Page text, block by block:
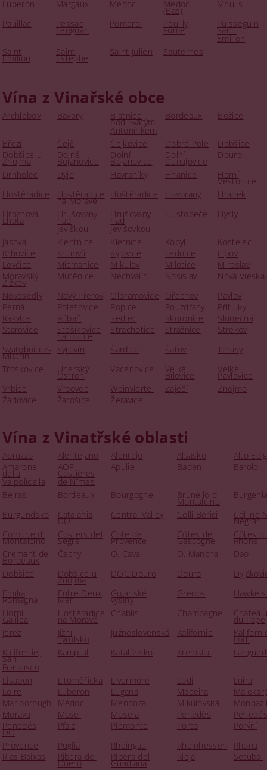
Luberon Margaux Medoc Medoc
(Bas)
Moulis
Pauillac
Pessac
Leognan
Pomerol Pouilly
Fumé
Puisseguin
Saint
Emilion
Saint
Emilion
Saint
Estephe
Saint Julien Sauternes
Vína z Vinařské obce
Archlebov Bavory Blatnice
pod Svatým
Antonínkem
Bordeaux Božice
Březí Čejč Čejkovice Dobré Pole
Dobšice
Dobšice u
Znojma
Dolné
Bojanovice
Dolní
Bojanovice
Dolní
Dunajovice
Douro
Drnholec
Dyje Havraníky Hnanice Horní
Věstonice
Hostěradice
Hostěradice
na Moravě
Hoštěradice Hovorany
Hrádek
Hroznová
Lhota
Hrušovany
nad
Jeviškou
Hrušovany
nad
Jevišovkou
Hustopeče Hýsly
Jasová Klentnice Kletnice Kobylí
Kostelec
Krhovice
Krumvíř Kyjovice Lednice
Lipov
Lovčice
Micmanice Mikulov Milotice
Miroslav
Moravský
Žižkov
Mutěnice Nechvalín Nosislav
Nová Vieska
Novosedly
Nový Přerov Olbramovice Ořechov
Pavlov
Perná
Polešovice Popice Pouzdřany
Přítluky
Rakvice
Rúbaň Sedlec Skoronice
Slunečná
Starovice
Stošíkovice
na Louce
Strachotice Strážnice
Strekov
Svatobořice-
Mistřín
Syrovín Šardice Šatov
Terasy
Troskovice
Uherský
Ostroh
Vacenovice Velké
Bílovice
Velké
Pavlovice
Vrbice
Vrbovec Weinviertel Zaječí
Znojmo
Žádovice
Žarošice Žeravice
Vína z Vinatřské oblasti
Abruzzo Alentejano Alentejo Alsasko
Alto
Amarone
della
Valpolicella
AOP
Costières
de Nîmes
Apulie Baden Barolo
Beiras Bordeaux Bourgogne Brunello di
Montalcino
Burgundsko
Catalania
DO
Central Valley Colli Berici Colline
Negrar
Comune di
Montalcino
Costers del
Segre
Cote de
Provence
Côtes de
Gascogne
Côtes
Rhône
Cremant de
Bordeaux
Čechy O. Cava O. Mancha
Dao
Dobšice
Dobšice u
Znojma
DOC Douro Douro
Emilia
Romagna
Entre Deux
Mer
Golanské
výšiny
Gredos
Horní
Galilea
Hostěradice
na Moravě
Chablis Champagne
du Pape
Jerez
Jižní
Tyrolsko
Južnoslovenská Kalifornie
Lodi
Kalifornie,
San
Francisco
Kamptal Katalánsko Kremstal
Lisabon Litoměřická Livermore Lodi
Loira
Loire
Luberon Lugana Madeira
Marlborough
Médoc Mendoza Mikulovská
Morava
Mosel Mosela Penedès
Penedés
Penedés
DO
Pfalz Piemonte Porto
Porýní
Provence
Puglia Rheingau Rheinhessen
Rhona
Rias Baixas
Ribera del
Duero
Ribera del
Guadiana
Rioja
Setúbal